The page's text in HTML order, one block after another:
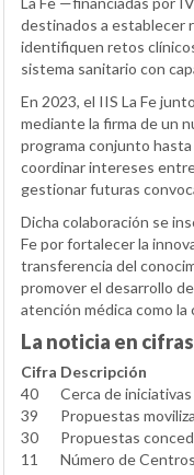
destinados a establecer
identifiquen retos
sistema sanitario con
En 2023, el IIS La Fe
mediante la firma de un
programa conjunto
coordinar intereses
gestionar futuras
Dicha colaboración se
Fe por fortalecer la
transferencia del
promover el desarrollo
atención médica como la
La noticia en cifras
Cifra Descripción
40
Cerca de
39
Propuestas
30
Propuestas
11
Número de